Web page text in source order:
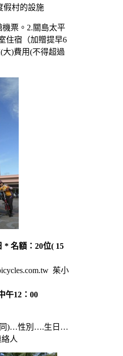
假村的設施
票。2.關島太平
住宿（加贈提早6
大)費用(不得超過
* 名額：20位( 15
茱小
午12：00
同)…性別….生日…
人